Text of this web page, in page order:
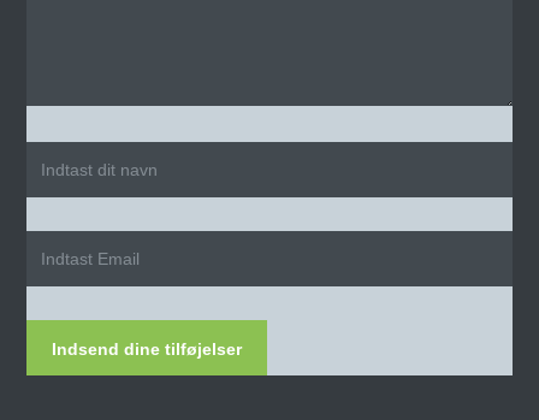
Indsend dine tilføjelser